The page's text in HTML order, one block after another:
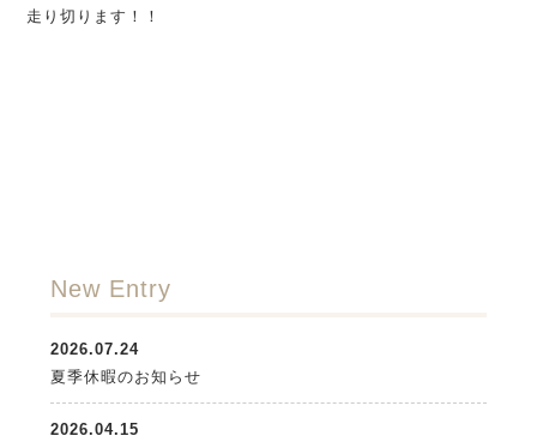
走り切ります！！
New Entry
2026.07.24
夏季休暇のお知らせ
2026.04.15